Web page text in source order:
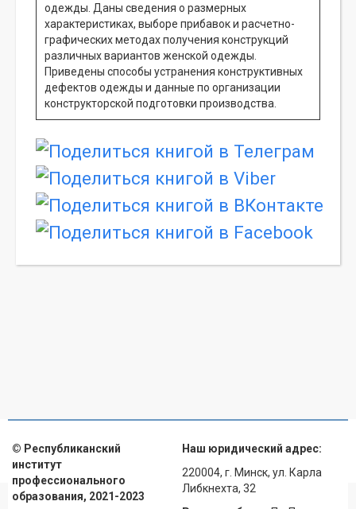
одежды. Даны сведения о размерных
характеристиках, выборе прибавок и расчетно-
графических методах получения конструкций
различных вариантов женской одежды.
Приведены способы устранения конструктивных
дефектов одежды и данные по организации
конструкторской подготовки производства.
© Республиканский
институт
профессионального
образования, 2021-2023
Наш юридический адрес:
220004, г. Минск, ул. Карла
Либкнехта, 32